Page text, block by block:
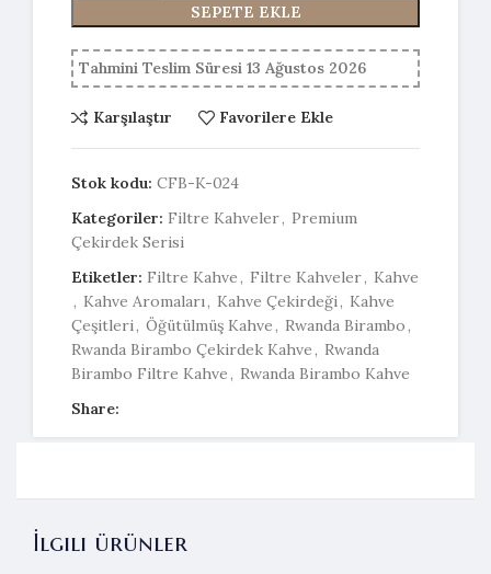
SEPETE EKLE
Tahmini Teslim Süresi 13 Ağustos 2026
Karşılaştır Favorilere Ekle
Stok kodu: CFB-K-024
Kategoriler: Filtre Kahveler, Premium
Çekirdek Serisi
Etiketler: Filtre Kahve , Filtre Kahveler, Kahve
, Kahve Aromaları , Kahve Çekirdeği , Kahve
Çeşitleri , Öğütülmüş Kahve , Rwanda Birambo ,
Rwanda Birambo Çekirdek Kahve , Rwanda
Birambo Filtre Kahve , Rwanda Birambo Kahve
Share:
İlgili ürünler